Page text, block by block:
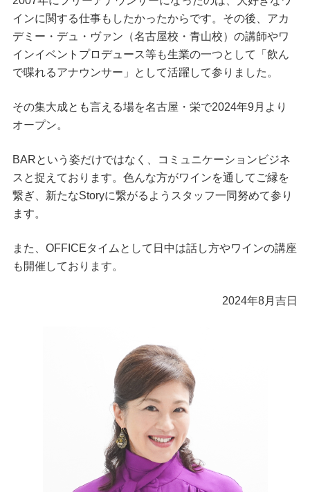
インに関する仕事もしたかったからです。その後、アカ
デミー・デュ・ヴァン（名古屋校・青山校）の講師やワ
インイベントプロデュース等も生業の一つとして「飲ん
で喋れるアナウンサー」として活躍して参りました。
その集大成とも言える場を名古屋・栄で2024年9月より
オープン。
BARという姿だけではなく、コミュニケーションビジネ
スと捉えております。色んな方がワインを通してご縁を
繋ぎ、新たなStoryに繋がるようスタッフ一同努めて参り
ます。
また、OFFICEタイムとして日中は話し方やワインの講座
も開催しております。
2024年8月吉日